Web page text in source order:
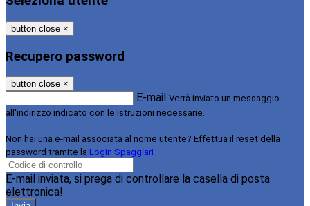
button close ×
Recupero password
button close ×
E-mail Verrà inviato un messaggio
all'indirizzo indicato con le istruzioni necessarie.
Non hai una e-mail associata al nome utente? Effettua il reset della
password tramite la Login Spaggiari
E-mail inviata, si prega di controllare la casella di posta
elettronica!